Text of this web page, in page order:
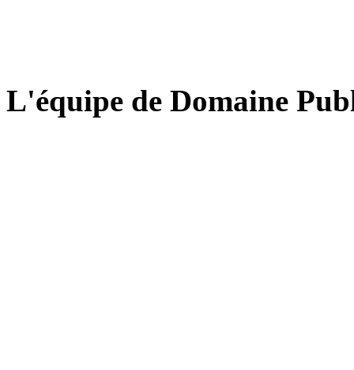
L'équipe de Domaine